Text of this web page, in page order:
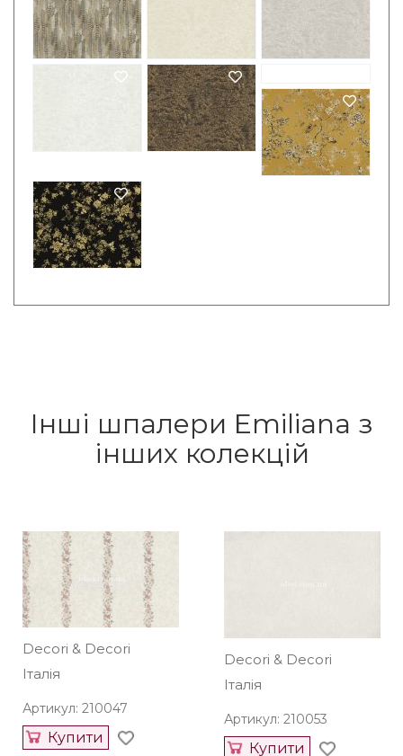
інших колекцій
Decori & Decori
Італія
Артикул: 210047
Купити
944 грн/рул. Під
Decori & Decori
Італія
Купити